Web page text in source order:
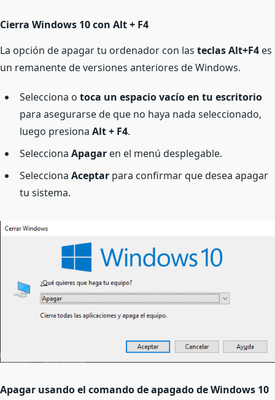
Cierra Windows 10 con Alt + F4
La opción de apagar tu ordenador con las teclas Alt+F4 es
un remanente de versiones anteriores de Windows.
Selecciona o toca un espacio vacío en tu escritorio
para asegurarse de que no haya nada seleccionado,
luego presiona Alt + F4.
Selecciona Apagar en el menú desplegable.
Selecciona Aceptar para confirmar que desea apagar
tu sistema.
Apagar usando el comando de apagado de Windows 10